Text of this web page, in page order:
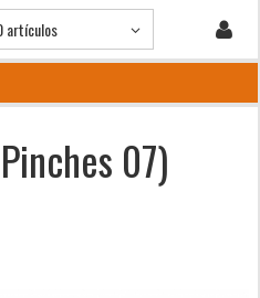
artículos
07)